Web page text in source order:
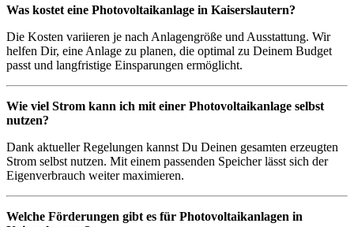
Was kostet eine Photovoltaikanlage in Kaiserslautern?
Die Kosten variieren je nach Anlagengröße und Ausstattung. Wir
helfen Dir, eine Anlage zu planen, die optimal zu Deinem Budget
passt und langfristige Einsparungen ermöglicht.
Wie viel Strom kann ich mit einer Photovoltaikanlage selbst
nutzen?
Dank aktueller Regelungen kannst Du Deinen gesamten erzeugten
Strom selbst nutzen. Mit einem passenden Speicher lässt sich der
Eigenverbrauch weiter maximieren.
Welche Förderungen gibt es für Photovoltaikanlagen in